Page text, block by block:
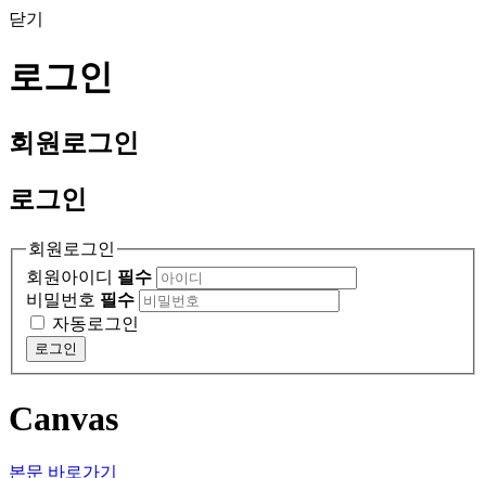
닫기
로그인
회원 로그인
로그인
회원로그인
회원아이디 필수
비밀번호 필수
자동로그인
로그인
Canvas
본문 바로가기